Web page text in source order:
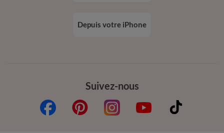
Suivez-nous
Depuis votre iPhone